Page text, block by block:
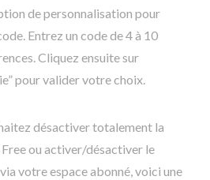
de personnalisation pour
Entrez un code de 4 à 10
Cliquez ensuite sur
pour valider votre choix.
désactiver totalement la
ou activer/désactiver le
votre espace abonné, voici une